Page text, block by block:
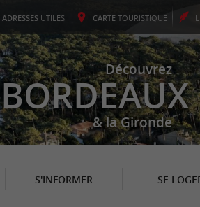
ADRESSES UTILES CARTE TOURISTIQUE
Découvrez
BORDEAUX
& la Gironde
S'INFORMER SE